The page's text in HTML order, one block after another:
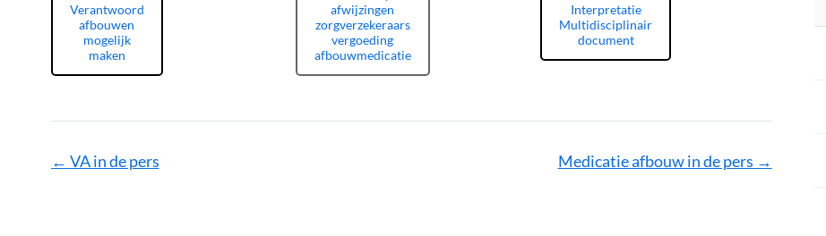
Verantwoord
afbouwen
mogelijk
maken
afwijzingen
zorgverzekeraars
vergoeding
afbouwmedicatie
Interpretatie
Multidisciplinair
document
Pagina
← VA in de pers Medicatie afbouw in de pers →